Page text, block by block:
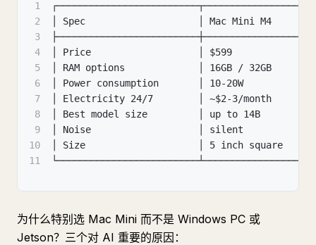
1
2
│ Spec                    │ Mac Mini M4      │
3
4
│ Price                   │ $599             │
5
│ RAM options             │ 16GB / 32GB      │
6
│ Power consumption       │ 10-20W
7
│ Electricity 24/7        │ ~$2-3/month      │
8
│ Best model size         │ up to 14B
9
│ Noise                   │ silent
10
│ Size                    │ 5 inch square    │
11
为什么特别选 Mac Mini 而不是 Windows PC 或
Jetson？三个对 AI 重要的原因：